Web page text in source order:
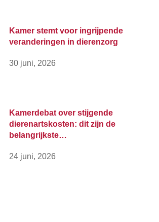
Kamer stemt voor ingrijpende
veranderingen in dierenzorg
30 juni, 2026
Kamerdebat over stijgende
dierenartskosten: dit zijn de
belangrijkste…
24 juni, 2026